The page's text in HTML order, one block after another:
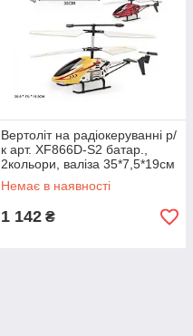
Вертоліт на радіокеруванні р/
к арт. XF866D-S2 батар.,
2кольори, валіза 35*7,5*19см
Немає в наявності
1 142 ₴